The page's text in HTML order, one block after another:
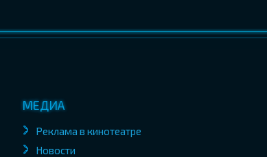
МЕДИА
Реклама в кинотеатре
Новости